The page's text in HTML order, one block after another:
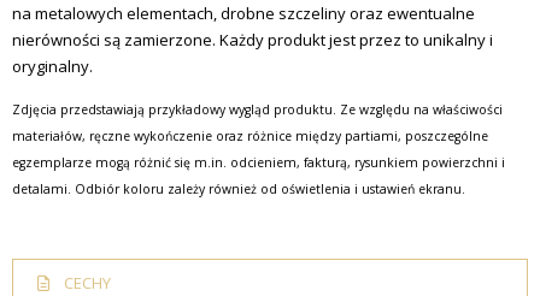
na metalowych elementach, drobne szczeliny oraz ewentualne
nierówności są zamierzone. Każdy produkt jest przez to unikalny i
oryginalny.
Zdjęcia przedstawiają przykładowy wygląd produktu. Ze względu na właściwości
materiałów, ręczne wykończenie oraz różnice między partiami, poszczególne
egzemplarze mogą różnić się m.in. odcieniem, fakturą, rysunkiem powierzchni i
detalami. Odbiór koloru zależy również od oświetlenia i ustawień ekranu.
CECHY